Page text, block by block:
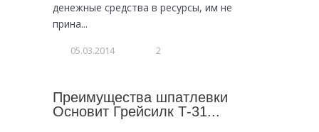
денежные средства в ресурсы, им не
прина...
05.03.2014 2
Преимущества шпатлевки
Основит Грейсилк Т-31...